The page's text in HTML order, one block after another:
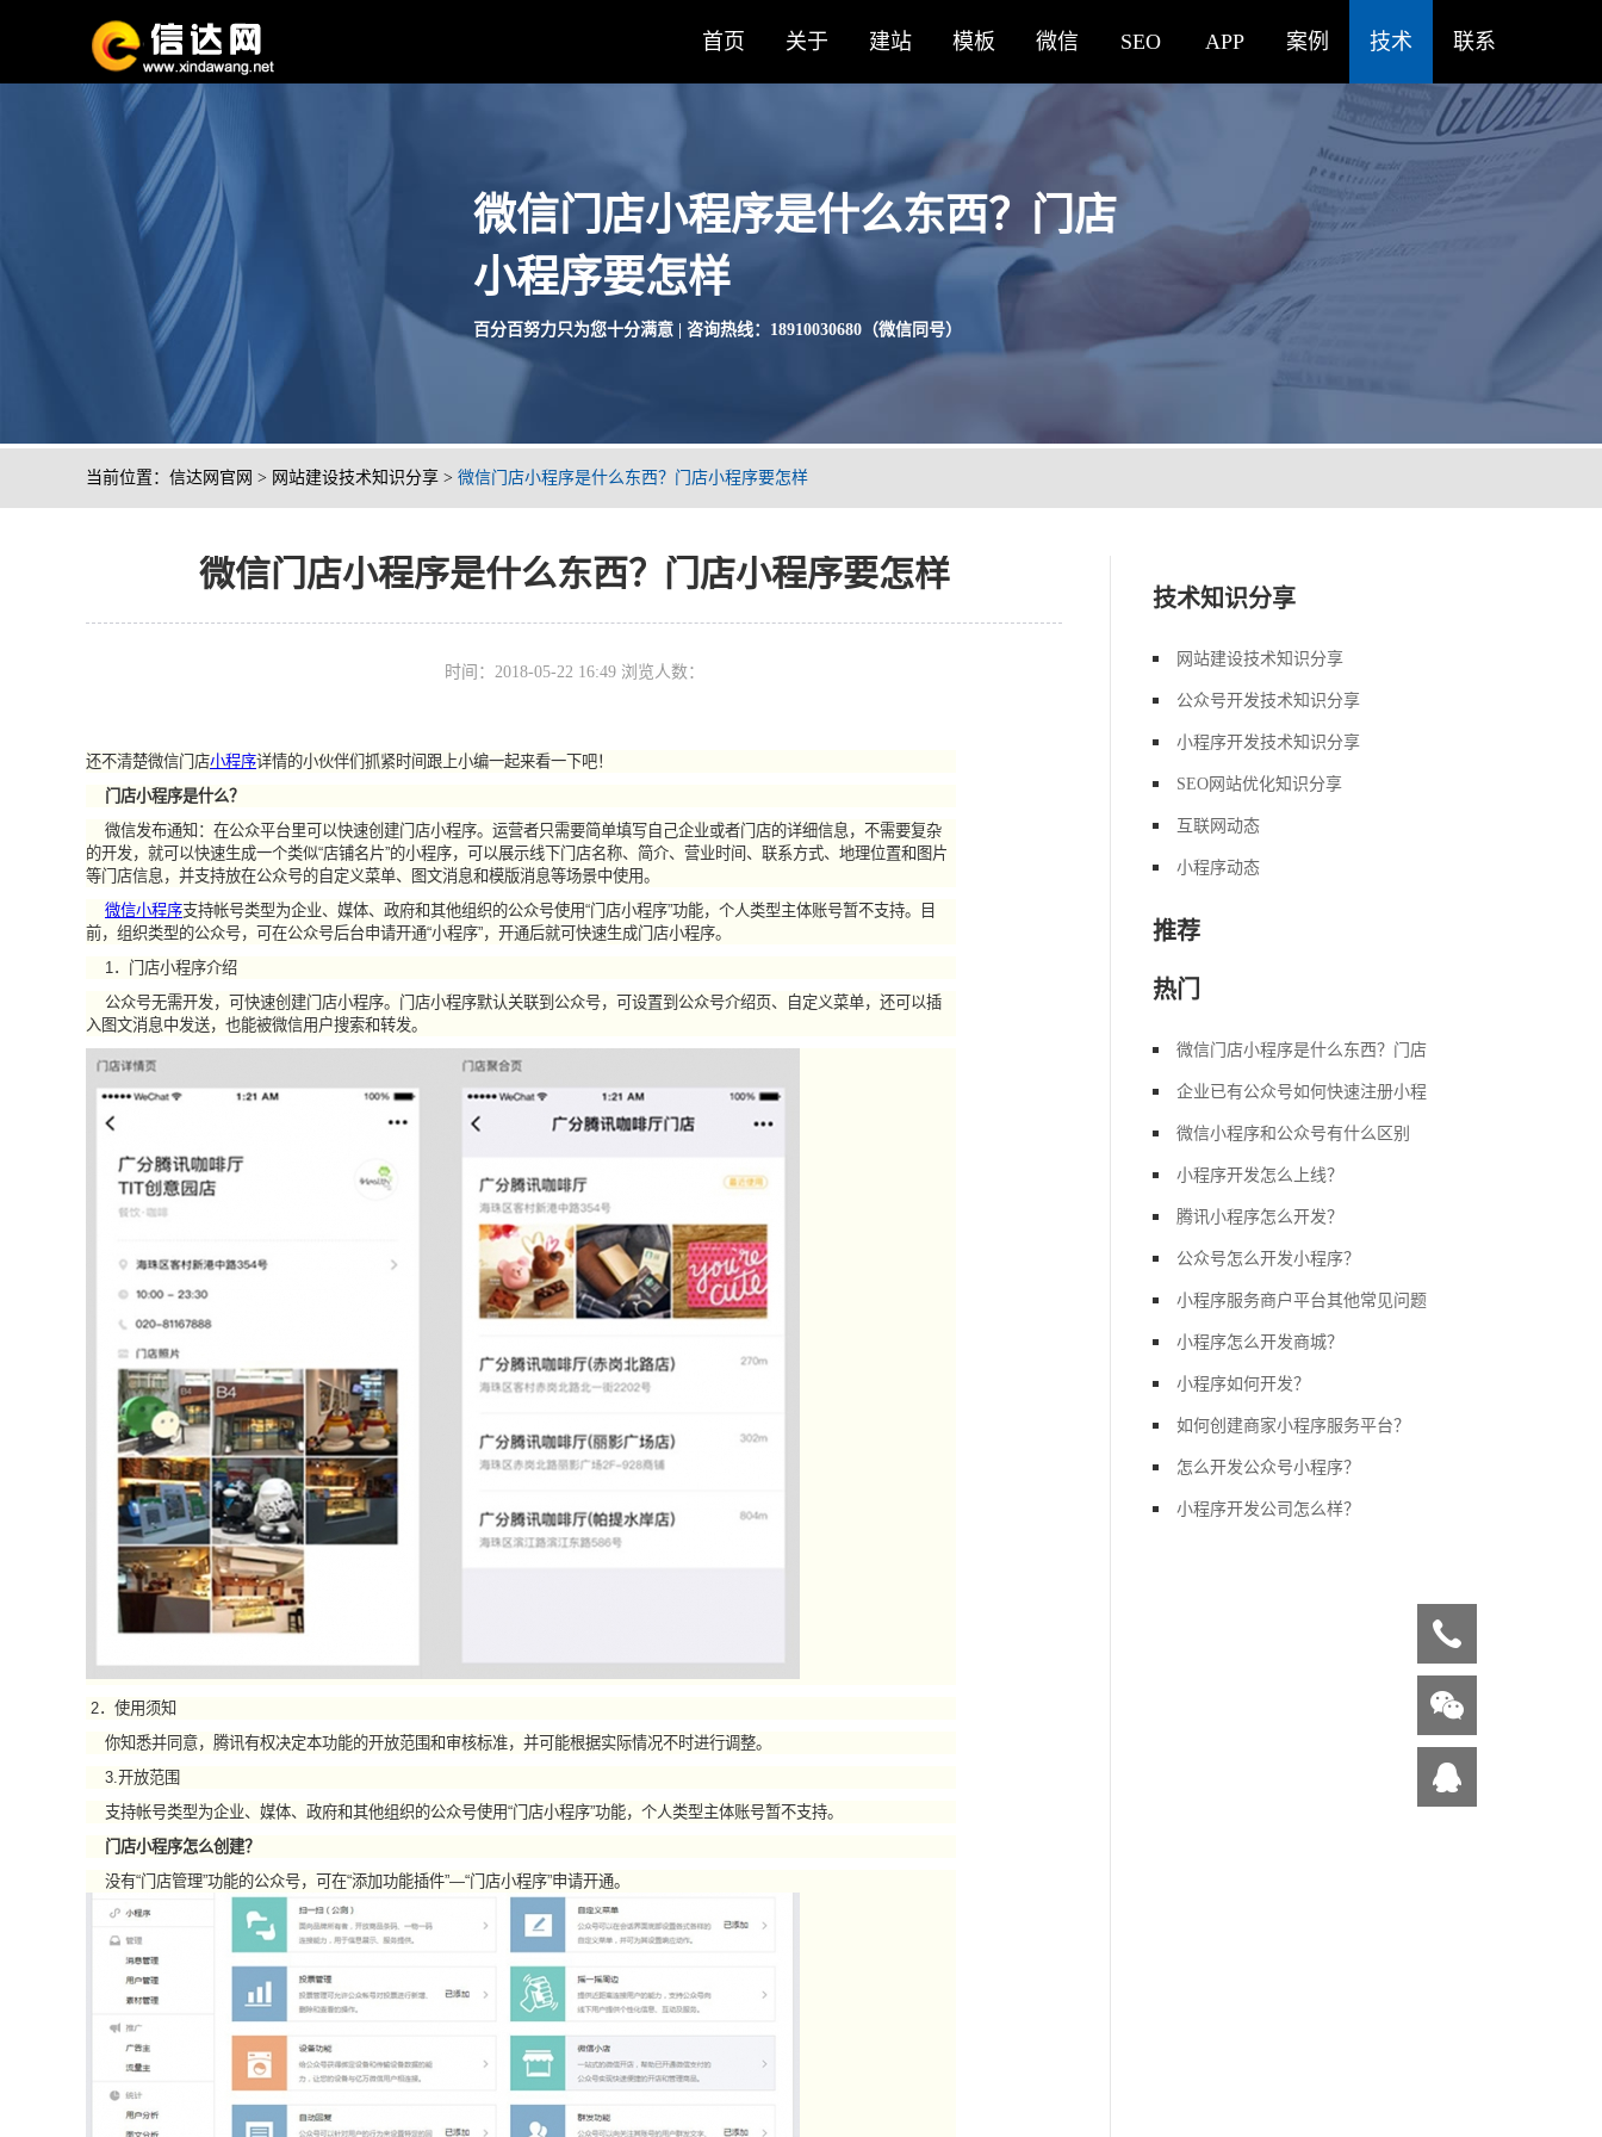
首页 关于 建站 模板 微信 SEO APP 案例 技术 联系
微信门店小程序是什么东西？门店
小程序要怎样
百分百努力只为您十分满意 | 咨询热线：18910030680（微信同号）
当前位置： 信达网官网 > 网站建设技术知识分享 > 微信门店小程序是什么东西？门店小程序要怎样
微信门店小程序是什么东西？门店小程序要怎样
时间：2018-05-22 16:49 浏览人数：
还不清楚微信门店小程序详情的小伙伴们抓紧时间跟上小编一起来看一下吧！
门店小程序是什么？
微信发布通知：在公众平台里可以快速创建门店小程序。运营者只需要简单填写自己企业或者门店的详细信息，不需要复杂
的开发，就可以快速生成一个类似“店铺名片”的小程序，可以展示线下门店名称、简介、营业时间、联系方式、地理位置和图片
等门店信息，并支持放在公众号的自定义菜单、图文消息和模版消息等场景中使用。
微信小程序支持帐号类型为企业、媒体、政府和其他组织的公众号使用“门店小程序”功能，个人类型主体账号暂不支持。目
前，组织类型的公众号，可在公众号后台申请开通“小程序”，开通后就可快速生成门店小程序。
1．门店小程序介绍
公众号无需开发，可快速创建门店小程序。门店小程序默认关联到公众号，可设置到公众号介绍页、自定义菜单，还可以插
入图文消息中发送，也能被微信用户搜索和转发。
2．使用须知
你知悉并同意，腾讯有权决定本功能的开放范围和审核标准，并可能根据实际情况不时进行调整。
3.开放范围
支持帐号类型为企业、媒体、政府和其他组织的公众号使用“门店小程序”功能，个人类型主体账号暂不支持。
门店小程序怎么创建？
没有“门店管理”功能的公众号，可在“添加功能插件”—“门店小程序”申请开通。
技术知识分享
网站建设技术知识分享
公众号开发技术知识分享
小程序开发技术知识分享
SEO网站优化知识分享
互联网动态
小程序动态
推荐
热门
微信门店小程序是什么东西？门店
企业已有公众号如何快速注册小程
微信小程序和公众号有什么区别
小程序开发怎么上线？
腾讯小程序怎么开发？
公众号怎么开发小程序？
小程序服务商户平台其他常见问题
小程序怎么开发商城？
小程序如何开发？
如何创建商家小程序服务平台？
怎么开发公众号小程序？
小程序开发公司怎么样？